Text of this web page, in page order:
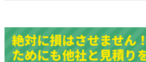
絶対に損はさせません
ためにも他社と見積り